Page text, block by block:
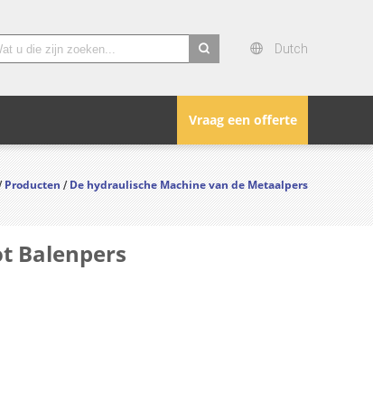
Dutch
Vraag een offerte
Producten/De hydraulische Machine van de Metaalpers
Balenpers